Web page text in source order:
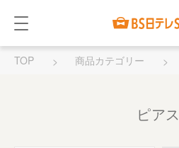
TOP 商品カテゴリー
ピアス